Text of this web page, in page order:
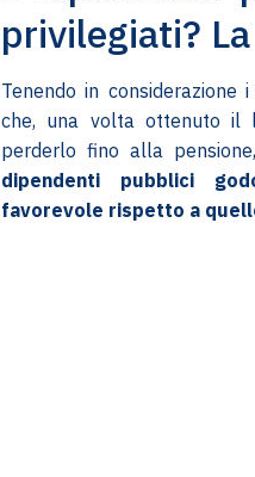
privilegiati?
Tenendo in
che, una volta ottenuto il
perderlo fino alla
dipendenti pubblici
favorevole rispetto a